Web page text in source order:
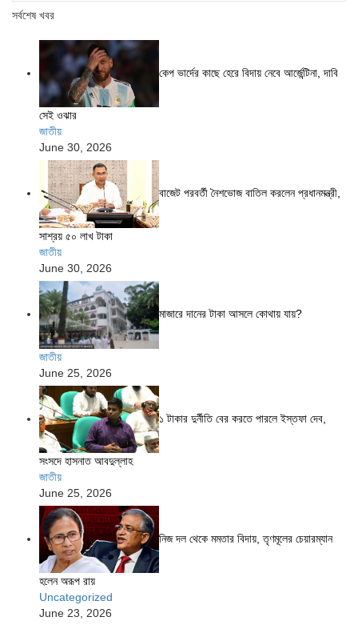
সর্বশেষ খবর
কেপ ভার্দের কাছে হেরে বিদায় নেবে আর্জেন্টিনা, দাবি
সেই ওঝার
জাতীয়
June 30, 2026
বাজেট পরবর্তী নৈশভোজ বাতিল করলেন প্রধানমন্ত্রী,
সাশ্রয় ৫০ লাখ টাকা
জাতীয়
June 30, 2026
মাজারে দানের টাকা আসলে কোথায় যায়?
জাতীয়
June 25, 2026
১ টাকার দুর্নীতি বের করতে পারলে ইস্তফা দেব,
সংসদে হাসনাত আবদুল্লাহ
জাতীয়
June 25, 2026
নিজ দল থেকে মমতার বিদায়, তৃণমূলের চেয়ারম্যান
হলেন অরূপ রায়
Uncategorized
June 23, 2026